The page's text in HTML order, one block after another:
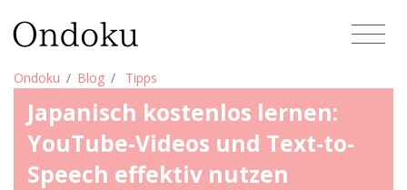
Ondoku Blog Tipps
Japanisch kostenlos lernen:
YouTube-Videos und Text-to-
Speech effektiv nutzen